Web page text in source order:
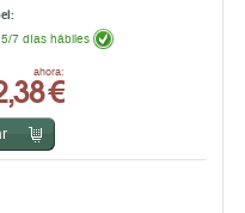
ahora:
€
7 días hábiles